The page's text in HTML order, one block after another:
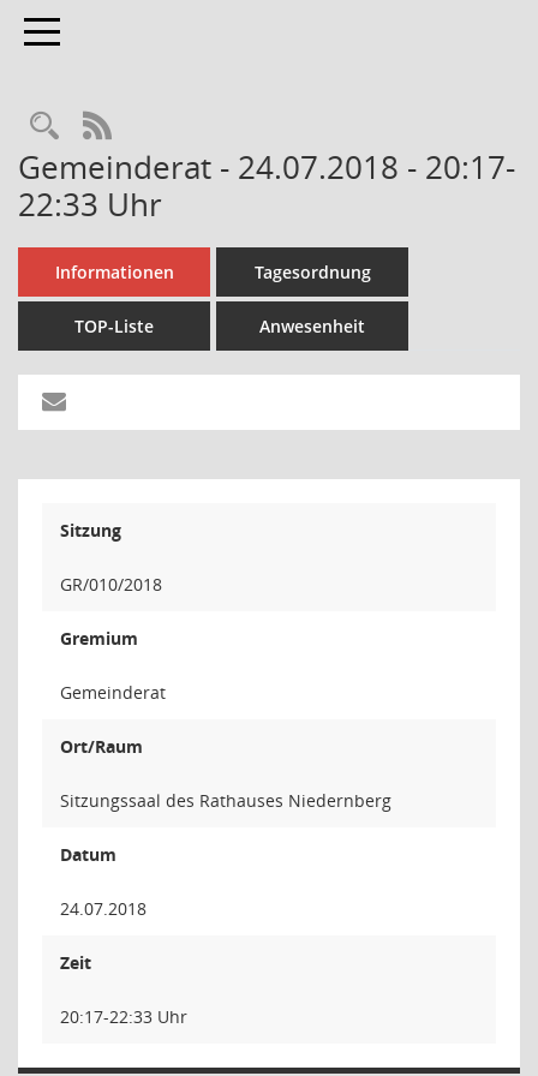
Toggle navigation
Rechercheauswahl
RSS-Feed
Gemeinderat - 24.07.2018 - 20:17-
22:33 Uhr
Informationen Tagesordnung
TOP-Liste Anwesenheit
Sitzung
GR/010/2018
Gremium
Gemeinderat
Ort/Raum
Sitzungssaal des Rathauses Niedernberg
Datum
24.07.2018
Zeit
20:17-22:33 Uhr